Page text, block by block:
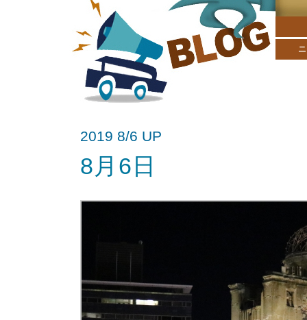
2019 8/6 UP
8月6日